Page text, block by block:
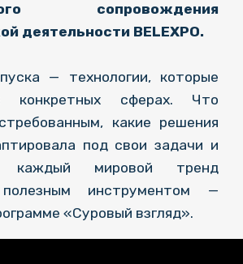
сопровождения
деятельности BELEXPO.
— технологии, которые
конкретных сферах. Что
какие решения
под свои задачи и
каждый мировой тренд
полезным инструментом —
«Суровый взгляд».